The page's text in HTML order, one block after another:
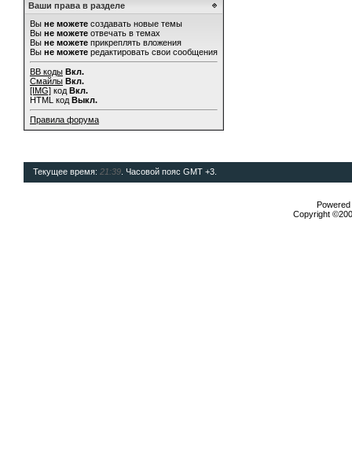
Ваши права в разделе
Вы не можете создавать новые темы
Вы не можете отвечать в темах
Вы не можете прикреплять вложения
Вы не можете редактировать свои сообщения
BB коды Вкл.
Смайлы Вкл.
[IMG] код Вкл.
HTML код Выкл.
Правила форума
Текущее время: 21:39 . Часовой пояс GMT +3.
Copyright